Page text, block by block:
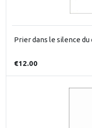
Prier dans le silence
€12.00